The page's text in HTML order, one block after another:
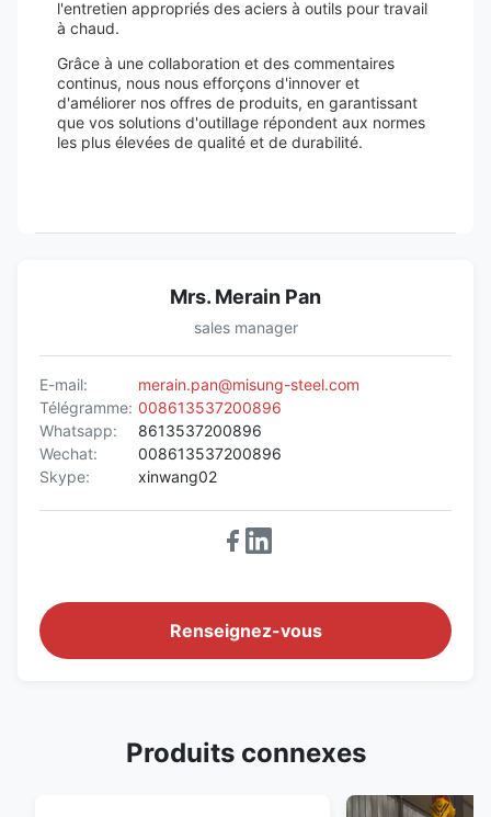
l'entretien appropriés des aciers à outils pour travail
à chaud.
Grâce à une collaboration et des commentaires
continus, nous nous efforçons d'innover et
d'améliorer nos offres de produits, en garantissant
que vos solutions d'outillage répondent aux normes
les plus élevées de qualité et de durabilité.
Mrs. Merain Pan
sales manager
E-mail:
merain.pan@misung-steel.com
Télégramme: 008613537200896
Whatsapp:
8613537200896
Wechat:
008613537200896
Skype:
xinwang02
Renseignez-vous
Produits connexes